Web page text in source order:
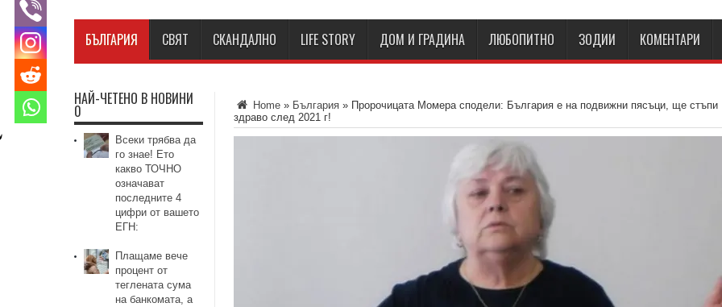
БЪЛГАРИЯ СВЯТ СКАНДАЛНО LIFE STORY ДОМ И ГРАДИНА ЛЮБОПИТНО ЗОДИИ КОМЕНТАРИ
Home » България » Пророчицата Момера сподели: България е на подвижни пясъци, ще стъпи
здраво след 2021 г!
НАЙ-ЧЕТЕНО В НОВИНИ
0
Всеки трябва да
го знае! Ето
какво ТОЧНО
означават
последните 4
цифри от вашето
ЕГН:
Плащаме вече
процент от
теглената сума
на банкомата, а